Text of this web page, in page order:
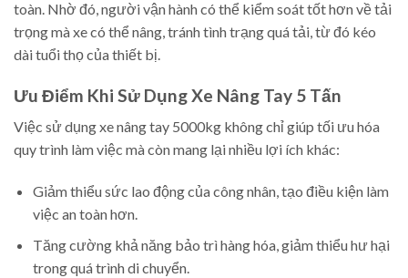
toàn. Nhờ đó, người vận hành có thể kiểm soát tốt hơn về tải
trọng mà xe có thể nâng, tránh tình trạng quá tải, từ đó kéo
dài tuổi thọ của thiết bị.
Ưu Điểm Khi Sử Dụng Xe Nâng Tay 5 Tấn
Việc sử dụng xe nâng tay 5000kg không chỉ giúp tối ưu hóa
quy trình làm việc mà còn mang lại nhiều lợi ích khác:
Giảm thiểu sức lao động của công nhân, tạo điều kiện làm
việc an toàn hơn.
Tăng cường khả năng bảo trì hàng hóa, giảm thiểu hư hại
trong quá trình di chuyển.